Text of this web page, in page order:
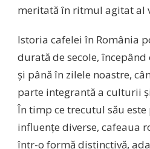
meritată în ritmul agitat al
Istoria cafelei în România
durată de secole,
și până în zilele noastre,
parte integrantă a culturii
În timp ce trecutul său
influențe diverse, cafeaua
într-o formă distinctivă,